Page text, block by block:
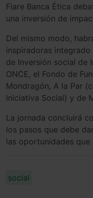
Fiare Banca Ética
una inversión de
Del mismo modo,
inspiradoras
de Inversión social de
ONCE, el Fondo de
Mondragón, A la Par
Iniciativa Social) y de
La jornada concluirá
los pasos que debe
las oportunidades que
social